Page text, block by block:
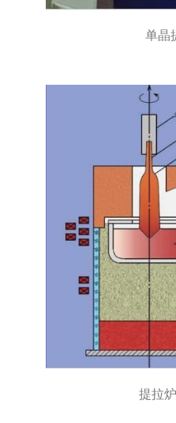
单晶
提拉